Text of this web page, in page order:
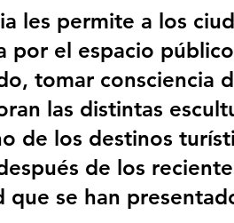
les permite a los
por el espacio
tomar consciencia
las distintas
de los destinos
de los
que se han